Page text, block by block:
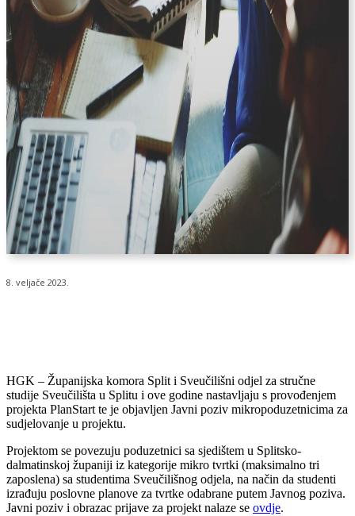
8. veljače 2023.
HGK – Županijska komora Split i Sveučilišni odjel za stručne
studije Sveučilišta u Splitu i ove godine nastavljaju s provođenjem
projekta PlanStart te je objavljen Javni poziv mikropoduzetnicima za
sudjelovanje u projektu.
Projektom se povezuju poduzetnici sa sjedištem u Splitsko-
dalmatinskoj županiji iz kategorije mikro tvrtki (maksimalno tri
zaposlena) sa studentima Sveučilišnog odjela, na način da studenti
izrađuju poslovne planove za tvrtke odabrane putem Javnog poziva.
Javni poziv i obrazac prijave za projekt nalaze se ovdje.